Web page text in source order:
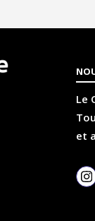
Le
et